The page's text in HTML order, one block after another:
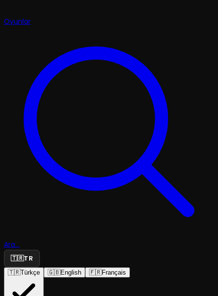
Oyunlar
Ara...
🇹🇷TR
🇹🇷Türkçe 🇬🇧English 🇫🇷Français